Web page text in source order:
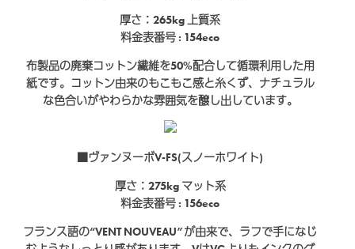
厚さ：265kg 上質系
料金表番号 : 154eco
布製品の廃棄コットン繊維を50%配合して循環利用した用
紙です。コットン由来のもこもこ感と糸くず、ナチュラル
な色合いがやわらかな雰囲気を醸し出しています。
■ヴァンヌーボV-FS(スノーホワイト)
厚さ：275kg マット系
料金表番号 : 156eco
フランス語の“VENT NOUVEAU”が由来で、ラフで手になじ